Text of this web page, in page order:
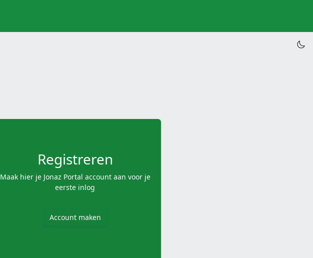
Registreren
Maak hier je Jonaz Portal account aan voor je
eerste inlog
Account maken